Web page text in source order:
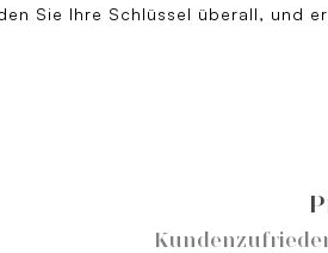
Sie Ihre Schlüssel überall, und